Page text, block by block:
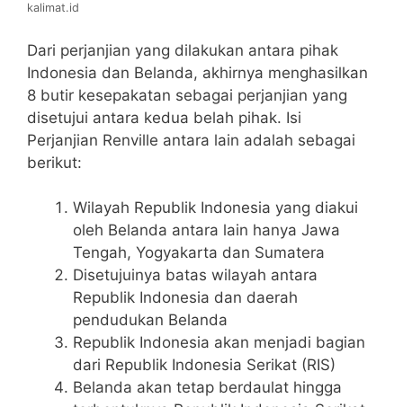
kalimat.id
Dari perjanjian yang dilakukan antara pihak
Indonesia dan Belanda, akhirnya menghasilkan
8 butir kesepakatan sebagai perjanjian yang
disetujui antara kedua belah pihak. Isi
Perjanjian Renville antara lain adalah sebagai
berikut:
Wilayah Republik Indonesia yang diakui
oleh Belanda antara lain hanya Jawa
Tengah, Yogyakarta dan Sumatera
Disetujuinya batas wilayah antara
Republik Indonesia dan daerah
pendudukan Belanda
Republik Indonesia akan menjadi bagian
dari Republik Indonesia Serikat (RIS)
Belanda akan tetap berdaulat hingga